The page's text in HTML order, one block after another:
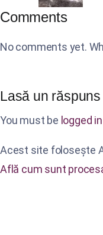
Comments
No comments yet.
Lasă un răspuns
You must be logged in
Acest site folosește
Află cum sunt